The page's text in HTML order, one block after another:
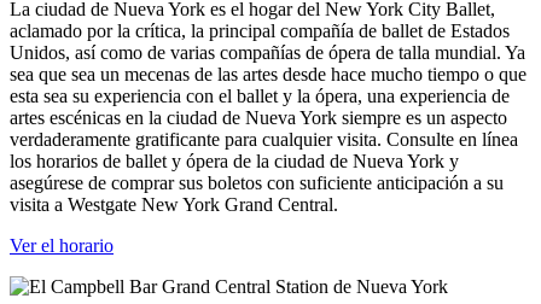
La ciudad de Nueva York es el hogar del New York City Ballet,
aclamado por la crítica, la principal compañía de ballet de Estados
Unidos, así como de varias compañías de ópera de talla mundial. Ya
sea que sea un mecenas de las artes desde hace mucho tiempo o que
esta sea su experiencia con el ballet y la ópera, una experiencia de
artes escénicas en la ciudad de Nueva York siempre es un aspecto
verdaderamente gratificante para cualquier visita. Consulte en línea
los horarios de ballet y ópera de la ciudad de Nueva York y
asegúrese de comprar sus boletos con suficiente anticipación a su
visita a Westgate New York Grand Central.
Ver el horario